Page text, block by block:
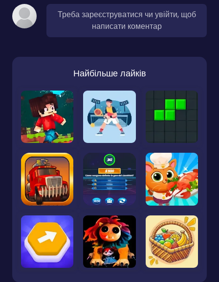
Треба зареєструватися чи увійти, щоб
написати коментар
Найбільше лайків